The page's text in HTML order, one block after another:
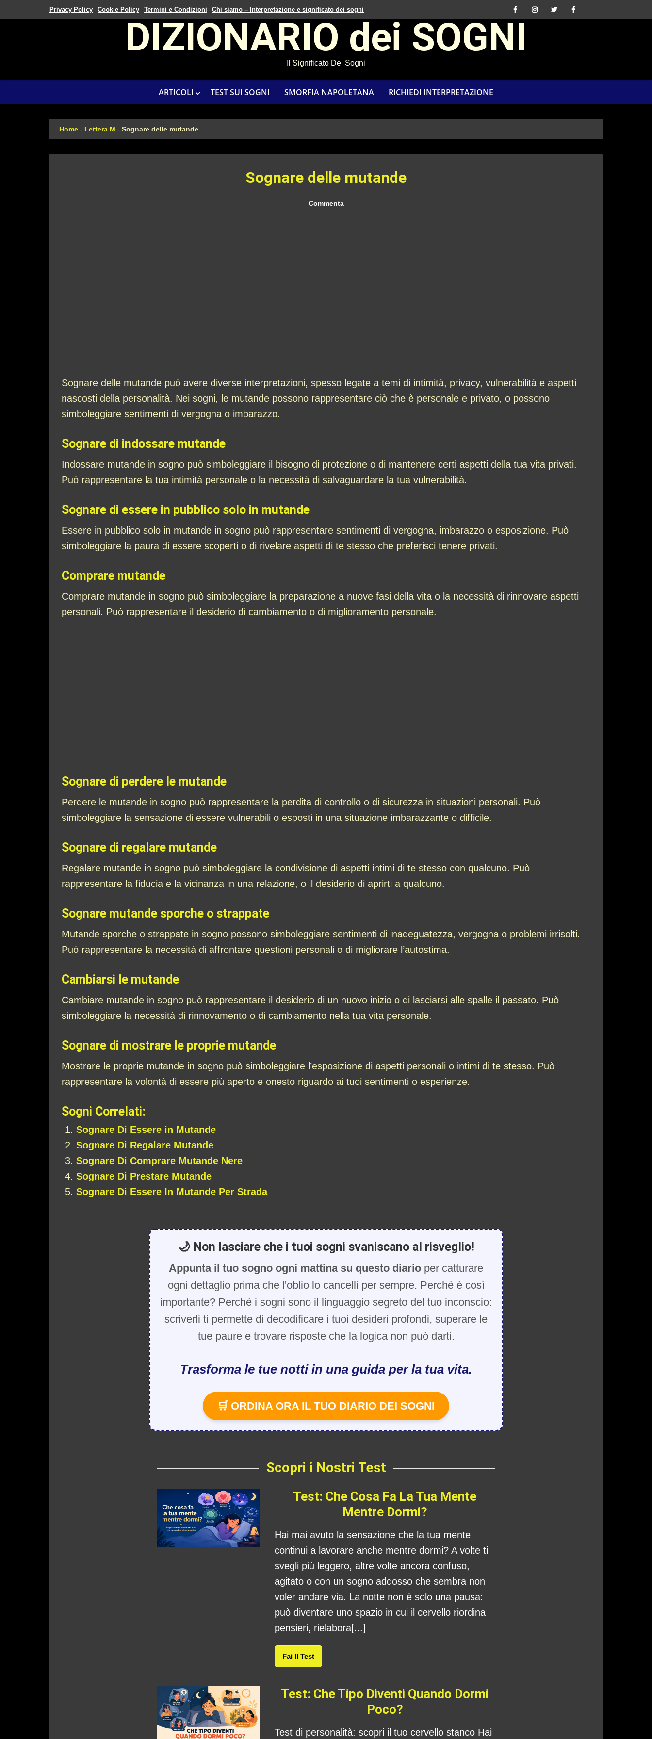
Privacy Policy Cookie Policy Termini e Condizioni Chi siamo – Interpretazione e significato dei sogni
DIZIONARIO dei SOGNI
Il Significato Dei Sogni
ARTICOLI TEST SUI SOGNI SMORFIA NAPOLETANA RICHIEDI INTERPRETAZIONE
Home - Lettera M - Sognare delle mutande
Sognare delle mutande
Commenta
Sognare delle mutande può avere diverse interpretazioni, spesso legate a temi di intimità, privacy, vulnerabilità e aspetti
nascosti della personalità. Nei sogni, le mutande possono rappresentare ciò che è personale e privato, o possono
simboleggiare sentimenti di vergogna o imbarazzo.
Sognare di indossare mutande
Indossare mutande in sogno può simboleggiare il bisogno di protezione o di mantenere certi aspetti della tua vita privati.
Può rappresentare la tua intimità personale o la necessità di salvaguardare la tua vulnerabilità.
Sognare di essere in pubblico solo in mutande
Essere in pubblico solo in mutande in sogno può rappresentare sentimenti di vergogna, imbarazzo o esposizione. Può
simboleggiare la paura di essere scoperti o di rivelare aspetti di te stesso che preferisci tenere privati.
Comprare mutande
Comprare mutande in sogno può simboleggiare la preparazione a nuove fasi della vita o la necessità di rinnovare aspetti
personali. Può rappresentare il desiderio di cambiamento o di miglioramento personale.
Sognare di perdere le mutande
Perdere le mutande in sogno può rappresentare la perdita di controllo o di sicurezza in situazioni personali. Può
simboleggiare la sensazione di essere vulnerabili o esposti in una situazione imbarazzante o difficile.
Sognare di regalare mutande
Regalare mutande in sogno può simboleggiare la condivisione di aspetti intimi di te stesso con qualcuno. Può
rappresentare la fiducia e la vicinanza in una relazione, o il desiderio di aprirti a qualcuno.
Sognare mutande sporche o strappate
Mutande sporche o strappate in sogno possono simboleggiare sentimenti di inadeguatezza, vergogna o problemi irrisolti.
Può rappresentare la necessità di affrontare questioni personali o di migliorare l’autostima.
Cambiarsi le mutande
Cambiare mutande in sogno può rappresentare il desiderio di un nuovo inizio o di lasciarsi alle spalle il passato. Può
simboleggiare la necessità di rinnovamento o di cambiamento nella tua vita personale.
Sognare di mostrare le proprie mutande
Mostrare le proprie mutande in sogno può simboleggiare l’esposizione di aspetti personali o intimi di te stesso. Può
rappresentare la volontà di essere più aperto e onesto riguardo ai tuoi sentimenti o esperienze.
Sogni Correlati:
Sognare Di Essere in Mutande
Sognare Di Regalare Mutande
Sognare Di Comprare Mutande Nere
Sognare Di Prestare Mutande
Sognare Di Essere In Mutande Per Strada
🌙 Non lasciare che i tuoi sogni svaniscano al risveglio!
Appunta il tuo sogno ogni mattina su questo diario per catturare
ogni dettaglio prima che l'oblio lo cancelli per sempre. Perché è così
importante? Perché i sogni sono il linguaggio segreto del tuo inconscio:
scriverli ti permette di decodificare i tuoi desideri profondi, superare le
tue paure e trovare risposte che la logica non può darti.
Trasforma le tue notti in una guida per la tua vita.
🛒 ORDINA ORA IL TUO DIARIO DEI SOGNI
Scopri i Nostri Test
Test: Che Cosa Fa La Tua Mente
Mentre Dormi?
Hai mai avuto la sensazione che la tua mente
continui a lavorare anche mentre dormi? A volte ti
svegli più leggero, altre volte ancora confuso,
agitato o con un sogno addosso che sembra non
voler andare via. La notte non è solo una pausa:
può diventare uno spazio in cui il cervello riordina
pensieri, rielabora[...]
Fai Il Test
Test: Che Tipo Diventi Quando Dormi
Poco?
Test di personalità: scopri il tuo cervello stanco Hai